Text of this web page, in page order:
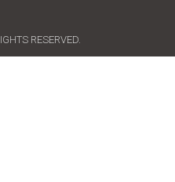
RESERVED.